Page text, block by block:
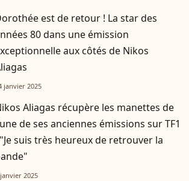
est de retour ! La star des
80 dans une émission
aux côtés de Nikos
janvier 2025
Aliagas récupère les manettes de
de ses anciennes émissions sur TF1
suis très heureux de retrouver la
2025